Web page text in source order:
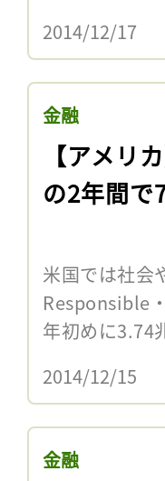
2014/12/17
金融
【アメリ
の2年間で
米国では社会
Responsible
年初めに3.74
2014/12/15
金融